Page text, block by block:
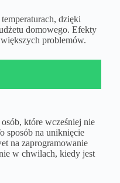
dzięki
domowego. Efekty
problemów.
które wcześniej nie
sposób na uniknięcie
na zaprogramowanie
w chwilach, kiedy jest